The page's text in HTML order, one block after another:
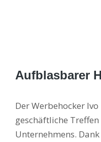
Aufblasbarer
Der Werbehocker
geschäftliche
Unternehmens.